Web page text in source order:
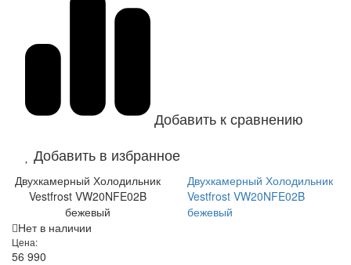
Добавить к сравнению
Добавить в избранное
Двухкамерный Холодильник
Vestfrost VW20NFE02B
бежевый
Двухкамерный Холодильник
Vestfrost VW20NFE02B
бежевый
Нет в наличии
Цена:
56 990